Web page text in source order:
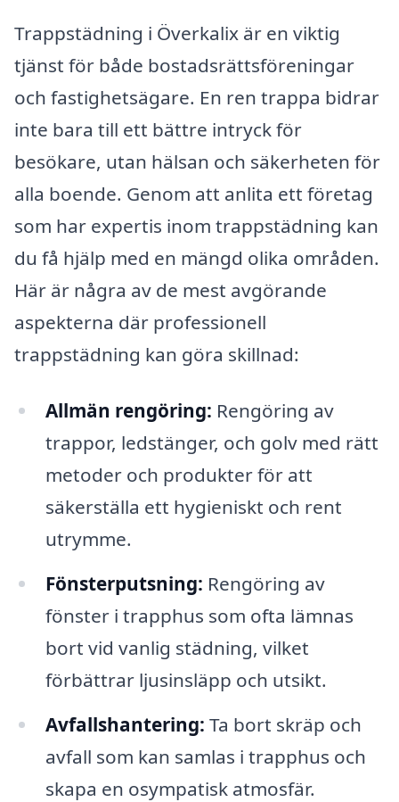
Trappstädning i Överkalix är en viktig
tjänst för både bostadsrättsföreningar
och fastighetsägare. En ren trappa bidrar
inte bara till ett bättre intryck för
besökare, utan hälsan och säkerheten för
alla boende. Genom att anlita ett företag
som har expertis inom trappstädning kan
du få hjälp med en mängd olika områden.
Här är några av de mest avgörande
aspekterna där professionell
trappstädning kan göra skillnad:
Allmän rengöring: Rengöring av
trappor, ledstänger, och golv med rätt
metoder och produkter för att
säkerställa ett hygieniskt och rent
utrymme.
Fönsterputsning: Rengöring av
fönster i trapphus som ofta lämnas
bort vid vanlig städning, vilket
förbättrar ljusinsläpp och utsikt.
Avfallshantering: Ta bort skräp och
avfall som kan samlas i trapphus och
skapa en osympatisk atmosfär.